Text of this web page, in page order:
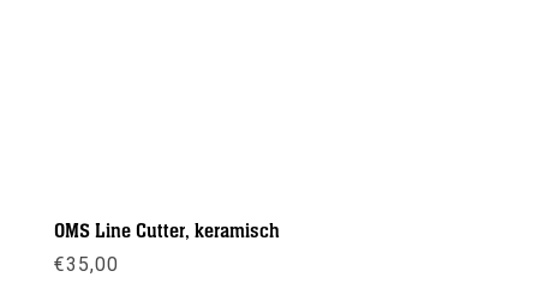
OMS Line Cutter, keramisch
€35,00